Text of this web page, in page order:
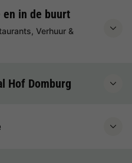
in de buurt
Verhuur &
Hof Domburg